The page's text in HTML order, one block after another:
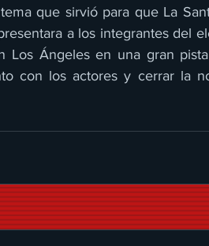
que sirvió para que La
a los integrantes del
Los Ángeles en una gran
con los actores y cerrar la